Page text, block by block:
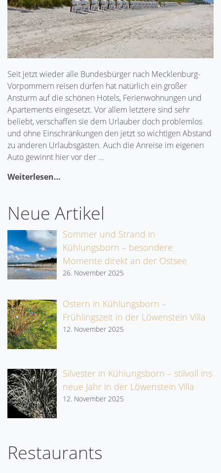
Seit jetzt wieder alle Bundesbürger nach Mecklenburg-
Vorpommern reisen dürfen hat natürlich ein großer
Ansturm auf die schönen Hotels, Ferienwohnungen und
Apartements eingesetzt. Vor allem letztere sind sehr
beliebt, verschaffen sie dem Urlauber doch problemlos
und ohne Einschränkungen den jetzt so wichtigen Abstand
zu anderen Urlaubsgästen. Auch die Anreise im eigenen
Auto gewinnt hier vor der …
Weiterlesen…
Neue Artikel
Sommer und Strand in
Kühlungsborn – besondere
Momente direkt an der Ostsee
26. November 2025
Ostern in Kühlungsborn –
Frühlingszeit in der Löwenstein Villa
12. November 2025
Silvester in Kühlungsborn – stilvoll ins
neue Jahr in der Löwenstein Villa
12. November 2025
Restaurants